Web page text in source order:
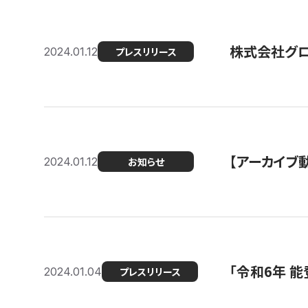
2024.01.12 プレスリリース 株式会社グ
2024.01.12 お知らせ 【アーカイ
2024.01.04 プレスリリース 「令和6年